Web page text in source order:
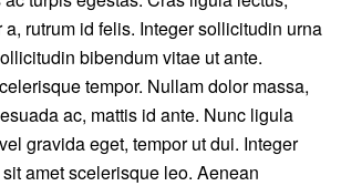
a, rutrum id felis. Integer sollicitudin urna
bibendum vitae ut ante.
tempor. Nullam dolor massa,
ac, mattis id ante. Nunc ligula
gravida eget, tempor ut dui. Integer
amet scelerisque leo. Aenean